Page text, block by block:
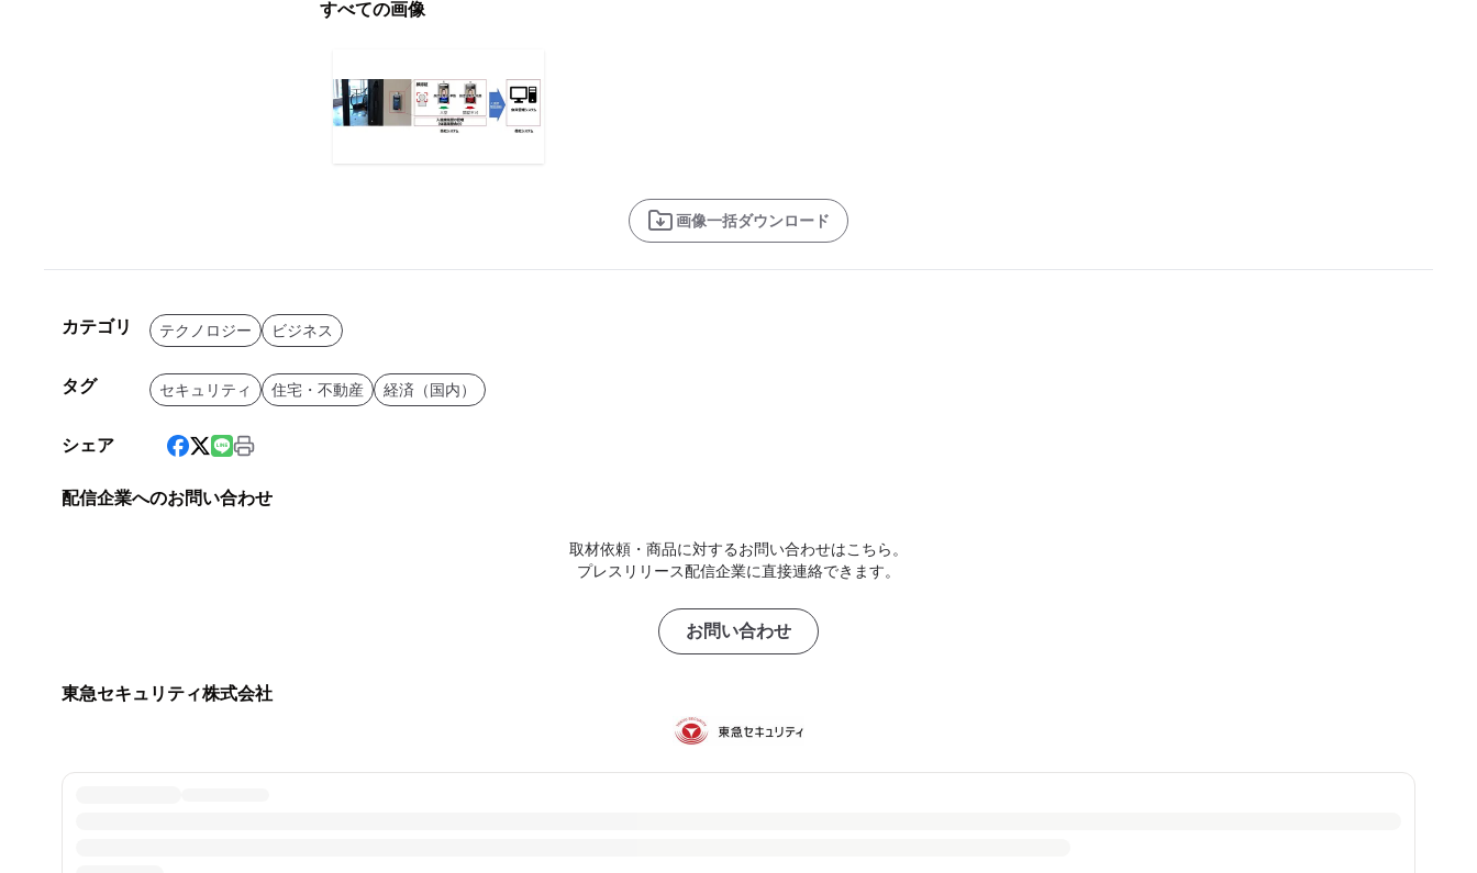
すべての画像
画像一括ダウンロード
カテゴリ テクノロジー ビジネス
タグ セキュリティ 住宅・不動産 経済（国内）
シェア
配信企業へのお問い合わせ
取材依頼・商品に対するお問い合わせはこちら。
プレスリリース配信企業に直接連絡できます。
お問い合わせ
東急セキュリティ株式会社